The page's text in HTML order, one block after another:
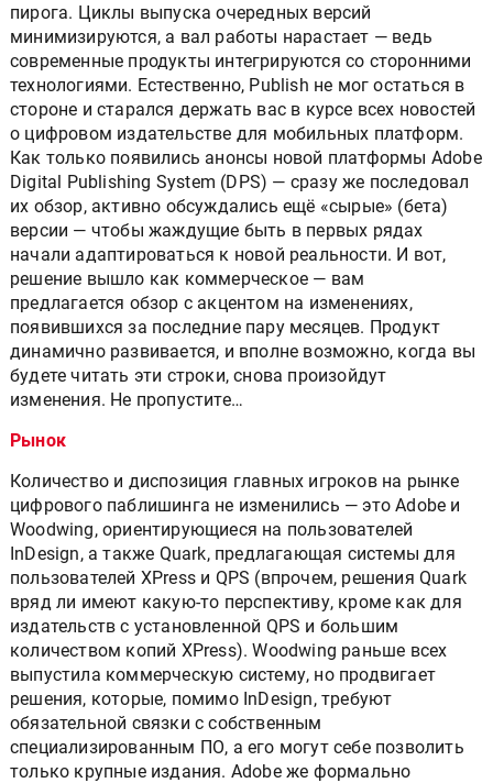
пирога. Циклы выпуска очередных версий
минимизируются, а вал работы нарастает — ведь
современные продукты интегрируются со сторонними
технологиями. Естественно, Publish не мог остаться в
стороне и старался держать вас в курсе всех новостей
о цифровом издательстве для мобильных платформ.
Как только появились анонсы новой платформы Adobe
Digital Publishing System (DPS) — сразу же последовал
их обзор, активно обсуждались ещё «сырые» (бета)
версии — чтобы жаждущие быть в первых рядах
начали адаптироваться к новой реальности. И вот,
решение вышло как коммерческое — вам
предлагается обзор с акцентом на изменениях,
появившихся за последние пару месяцев. Продукт
динамично развивается, и вполне возможно, когда вы
будете читать эти строки, снова произойдут
изменения. Не пропустите…
Рынок
Количество и диспозиция главных игроков на рынке
цифрового паблишинга не изменились — это Adobe и
Woodwing, ориентирующиеся на пользователей
InDesign, а также Quark, предлагающая системы для
пользователей XPress и QPS (впрочем, решения Quark
вряд ли имеют какую-то перспективу, кроме как для
издательств с установленной QPS и большим
количеством копий XPress). Woodwing раньше всех
выпустила коммерческую систему, но продвигает
решения, которые, помимо InDesign, требуют
обязательной связки с собственным
специализированным ПО, а его могут себе позволить
только крупные издания. Adobe же формально